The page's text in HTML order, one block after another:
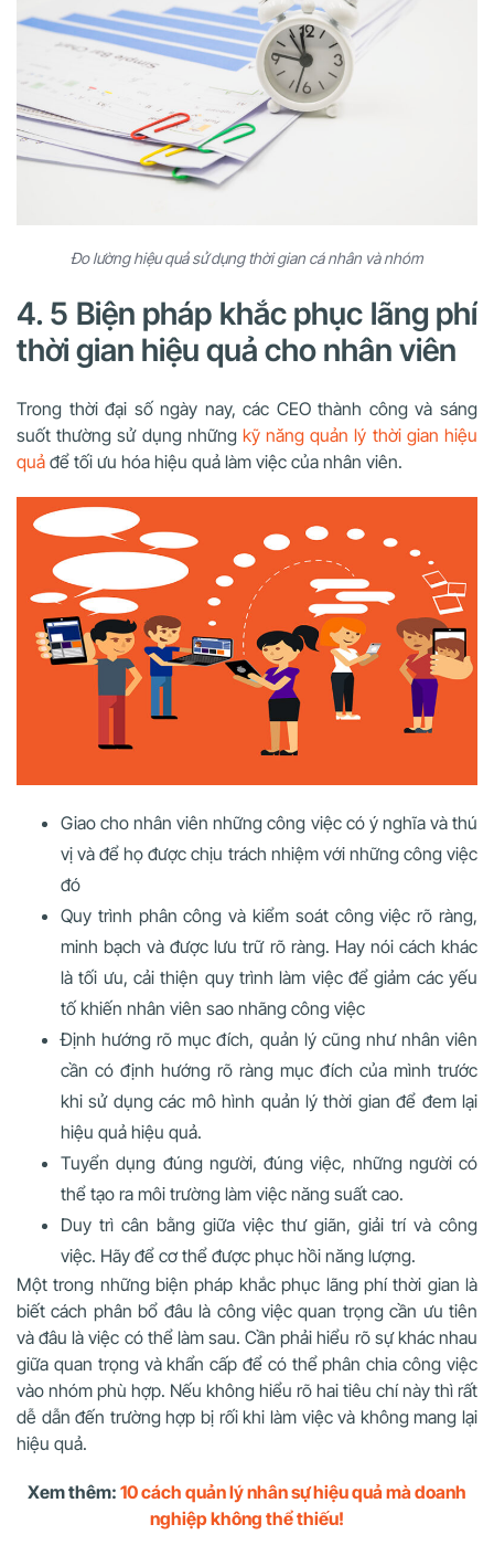
Đo lường hiệu quả sử dụng thời gian cá nhân và nhóm
4. 5 Biện pháp khắc phục lãng phí
thời gian hiệu quả cho nhân viên
Trong thời đại số ngày nay, các CEO thành công và sáng
suốt thường sử dụng những kỹ năng quản lý thời gian hiệu
quả để tối ưu hóa hiệu quả làm việc của nhân viên.
Giao cho nhân viên những công việc có ý nghĩa và thú
vị và để họ được chịu trách nhiệm với những công việc
đó
Quy trình phân công và kiểm soát công việc rõ ràng,
minh bạch và được lưu trữ rõ ràng. Hay nói cách khác
là tối ưu, cải thiện quy trình làm việc để giảm các yếu
tố khiến nhân viên sao nhãng công việc
Định hướng rõ mục đích, quản lý cũng như nhân viên
cần có định hướng rõ ràng mục đích của mình trước
khi sử dụng các mô hình quản lý thời gian để đem lại
hiệu quả hiệu quả.
Tuyển dụng đúng người, đúng việc, những người có
thể tạo ra môi trường làm việc năng suất cao.
Duy trì cân bằng giữa việc thư giãn, giải trí và công
việc. Hãy để cơ thể được phục hồi năng lượng.
Một trong những biện pháp khắc phục lãng phí thời gian là
biết cách phân bổ đâu là công việc quan trọng cần ưu tiên
và đâu là việc có thể làm sau. Cần phải hiểu rõ sự khác nhau
giữa quan trọng và khẩn cấp để có thể phân chia công việc
vào nhóm phù hợp. Nếu không hiểu rõ hai tiêu chí này thì rất
dễ dẫn đến trường hợp bị rối khi làm việc và không mang lại
hiệu quả.
Xem thêm: 10 cách quản lý nhân sự hiệu quả mà doanh
nghiệp không thể thiếu!